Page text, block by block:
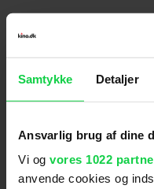
Samtykke Detaljer
Ansvarlig brug af dine
Vi og vores 1022
anvende cookies og
Følg os for de